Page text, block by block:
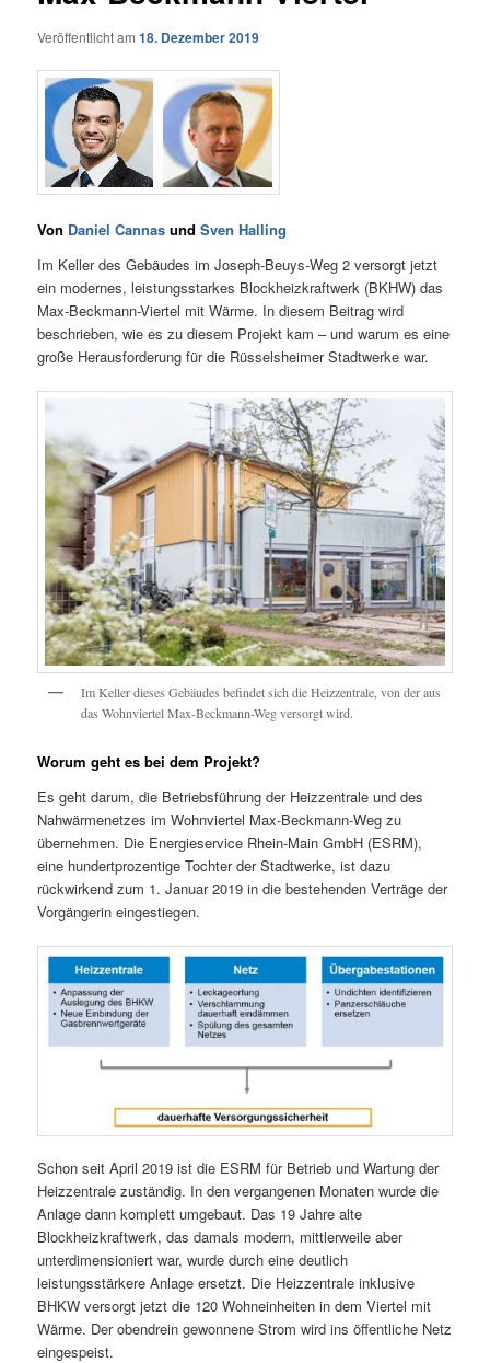
Veröffentlicht am18. Dezember 2019
Von Daniel Cannas undSven Halling
Im Keller des Gebäudes im Joseph-Beuys-Weg 2 versorgt jetzt
ein modernes, leistungsstarkes Blockheizkraftwerk (BKHW) das
Max-Beckmann-Viertel mit Wärme. In diesem Beitrag wird
beschrieben, wie es zu diesem Projekt kam – und warum es eine
große Herausforderung für die Rüsselsheimer Stadtwerke war.
Im Keller dieses Gebäudes befindet sich die Heizzentrale, von der aus
das Wohnviertel Max-Beckmann-Weg versorgt wird.
Worum geht es bei dem Projekt?
Es geht darum, die Betriebsführung der Heizzentrale und des
Nahwärmenetzes im Wohnviertel Max-Beckmann-Weg zu
übernehmen. Die Energieservice Rhein-Main GmbH (ESRM),
eine hundertprozentige Tochter der Stadtwerke, ist dazu
rückwirkend zum 1. Januar 2019 in die bestehenden Verträge der
Vorgängerin eingestiegen.
Schon seit April 2019 ist die ESRM für Betrieb und Wartung der
Heizzentrale zuständig. In den vergangenen Monaten wurde die
Anlage dann komplett umgebaut. Das 19 Jahre alte
Blockheizkraftwerk, das damals modern, mittlerweile aber
unterdimensioniert war, wurde durch eine deutlich
leistungsstärkere Anlage ersetzt. Die Heizzentrale inklusive
BHKW versorgt jetzt die 120 Wohneinheiten in dem Viertel mit
Wärme. Der obendrein gewonnene Strom wird ins öffentliche Netz
eingespeist.